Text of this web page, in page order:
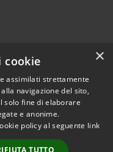
© 2026 • Comune di
×
cookie
assimilati strettamente
navigazione del sito,
solo fine di elaborare
e anonime.
policy al seguente link
TUTTO